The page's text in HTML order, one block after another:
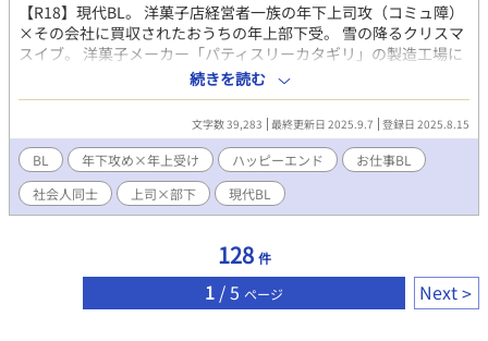
【R18】現代BL。 洋菓子店経営者一族の年下上司攻（コミュ障）
×その会社に買収されたおうちの年上部下受。 雪の降るクリスマ
スイブ。 洋菓子メーカー「パティスリーカタギリ」の製造工場に
勤務する狭山奏太（さやまそうた）は、前任工場長の横暴に業を
煮やしてスタッフが大量退職してしまい、新たにやってきた就任
一ヶ月の工場長である片桐寿人（かたぎりひさと）とたった二
人、地獄のクリスマス生産スケジュールを連日徹夜で乗り越え
た。 余っていたスポンジケーキを分け合って食べたのを機に二人
は急速に仲良くなるものの、実は奏太は昔パティスリーカタギリ
に買収された製菓工場のひとり息子。父が経営していた頃に会社
が傾いた原因を調べる目的で入社したことを、寿人には秘密にし
上受け / 中編 / 各章最終話は*をつけます。 性描写は（※）をつけ
ます。 ◆登場人物◆ 片桐寿人（かたぎりひさと）25歳 攻 名門
大学を出て自動車部品メーカーで経理をしていた異業種・異職種
続きを読む
文字数 39,283 最終更新日 2025.9.7 登録日 2025.8.15
BL 年下攻め×年上受け ハッピーエンド
お仕事BL
社会人同士
上司×部下 現代BL
128 件
1 / 5 ページ Next